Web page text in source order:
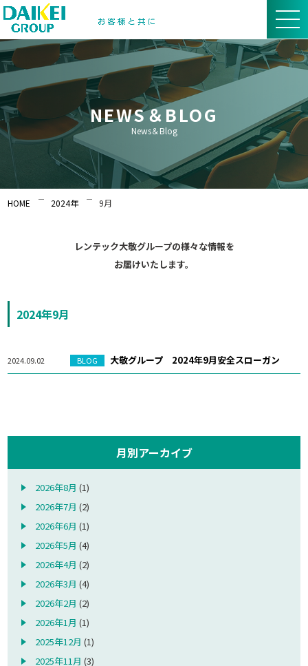
NEWS＆BLOG
News＆Blog
HOME 2024年 9月
レンテック大敬グループの様々な情報を
お届けいたします。
2024年9月
2024.09.02 BLOG 大敬グループ 2024年9月安全スローガン
月別アーカイブ
2026年8月 (1)
2026年7月 (2)
2026年6月 (1)
2026年5月 (4)
2026年4月 (2)
2026年3月 (4)
2026年2月 (2)
2026年1月 (1)
2025年12月 (1)
2025年11月 (3)